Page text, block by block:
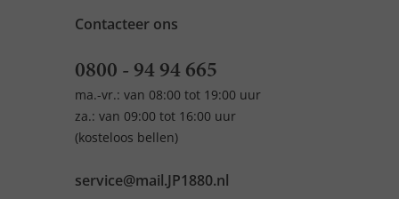
Contacteer ons
0800 - 94 94 665
ma.-vr.: van 08:00 tot 19:00 uur
za.: van 09:00 tot 16:00 uur
(kosteloos bellen)
service@mail.JP1880.nl